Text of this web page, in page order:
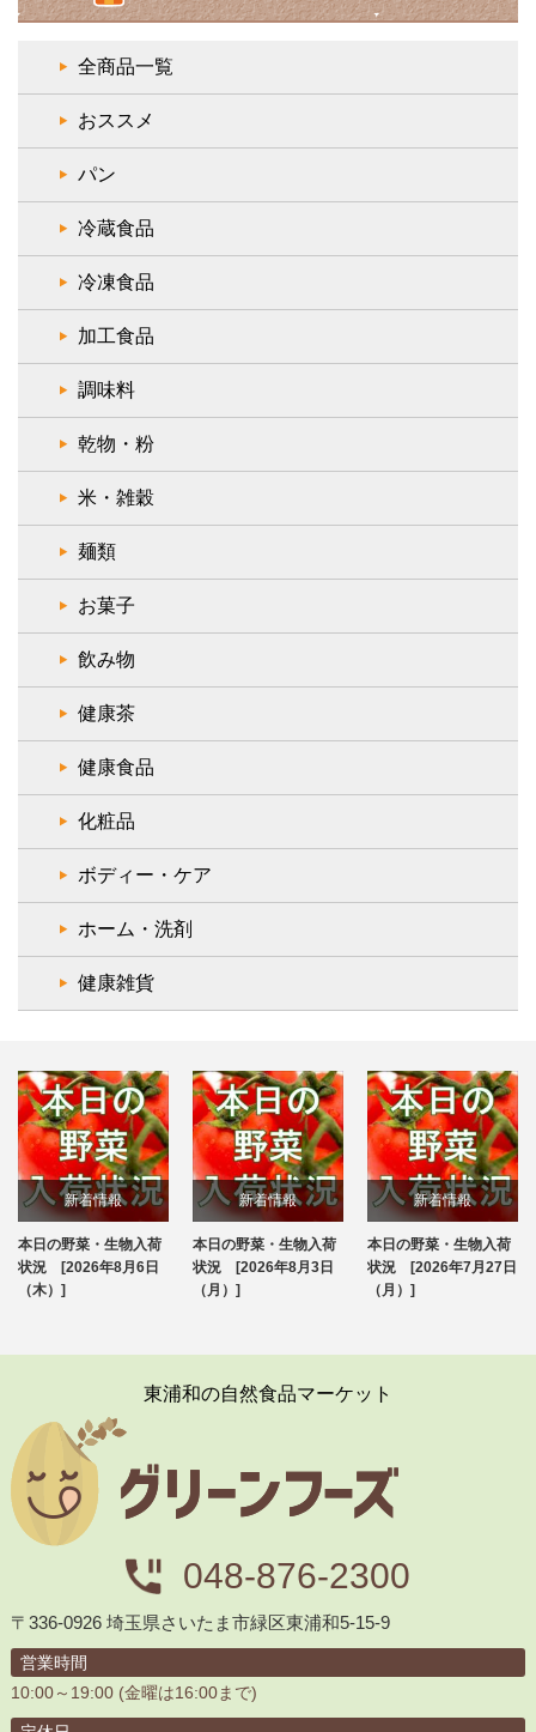
全商品一覧
おススメ
パン
冷蔵食品
冷凍食品
加工食品
調味料
乾物・粉
米・雑穀
麺類
お菓子
飲み物
健康茶
健康食品
化粧品
ボディー・ケア
ホーム・洗剤
健康雑貨
新着情報
ブログ
本日の野菜・生物入荷
状況 [2026年8月6日
（木）]
新着情報
ブログ
本日の野菜・生物入荷
状況 [2026年8月3日
（月）]
新着情報
ブログ
本日の野菜・生物入荷
状況 [2026年7月27日
（月）]
東浦和の自然食品マーケット
048-876-2300
〒336-0926 埼玉県さいたま市緑区東浦和5-15-9
営業時間
10:00～19:00 (金曜は16:00まで)